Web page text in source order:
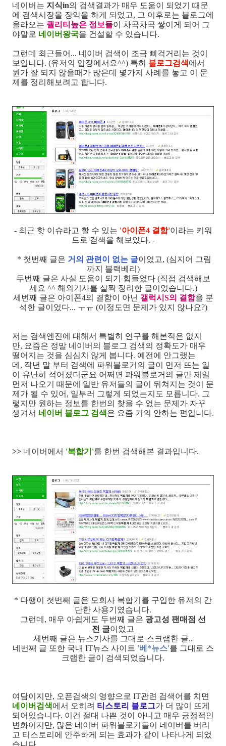
네이버는 지식in의 검색결과가 매우 도움이 되었기 때문
에 검색시장을 장악을 하게 되었고, 그 이후로는 블로그에
올라오는 퀄리티높은 정보들이 차곡차곡 쌓이게 되어 그
야말로 네이버왕국을 건설할 수 있습니다.
그런데 최근들어... 네이버 검색이 조금 삐걱거리는 것이
보입니다. (유저의 입장에서요^^) 특히 블로그검색에서
뭔가 잘 되지 않을때가 많은데 몇가지 사례를 놓고 이 문
제를 정리해보려고 합니다.
- 최근 핫 이슈라고 할 수 있는 '아이폰4 결함'이라는 키워
드로 검색을 해보았다. -
* 첫번째 글은 거의 관련이 없는 글이었고, (심지어 그림
까지 블랙베리)
두번째 글은 사실 도움이 되기 힘들었다 (직접 검색해보
세요 ^^ 해외기사를 살짝 정리한 글이었습니다.)
세번째 글은 아이폰4의 결함이 아닌 갤럭시S의 결함을 분
석한 글이었다... ㅜㅠ (이정도면 문제가 있지 않나요?)
저는 검색엔진에 대해서 특별히 연구를 해본적은 없지
만, 요즘은 정말 네이버의 블로그 검색의 정확도가 매우
떨어지는 것을 심심치 않게 봅니다. 예전에 안그랬는
데, 작년 말 부터 검색에 파워블로거의 글이 먼저 뜨는 일
이 유난히 적어졌더군요 어쩌면 파워블로거의 글만 제일
먼저 나오기 때문에 일반 유저들의 글이 뒤쳐지는 것이 문
제가 될 수 있어, 일부러 그렇게 되었는지도 모릅니다. 그
렇지만 원하는 정보를 한번의 찾을 수 없는 문제가 자꾸
생겨서 네이버 블로그 검색은 요즘 거의 안하는 편입니다.
>> 네이버에서 '복합기'를 한번 검색해본 결과입니다.
* 다행이 첫번째 글은 모회사 복합기를 구입한 유저의 간
단한 사용기였습니다.
그런데, 매우 아쉽게도 두번째 글은 광고성 팬매점 선
전 글이었고
세번째 글은 뉴스기사를 그대로 스크랩한 글..
네번째 글 또한 국내 IT뉴스 사이트 '베*뉴스'를 그대로 스
크랩한 글이 검색되었습니다.
여담이지만, 오픈검색의 영향으로 IT관련 검색어를 치면
네이버검색에서 오히려 티스토리 블로그가 더 많이 뜨게
되어있습니다. 이건 절대 나쁜 것이 아니고 매우 긍정적인
변화이지만, 많은 네이버 파워블로거들이 네이버를 버리
고 티스토리에 안주하게 되는 효과가 같이 나타나게 되었
습니다.